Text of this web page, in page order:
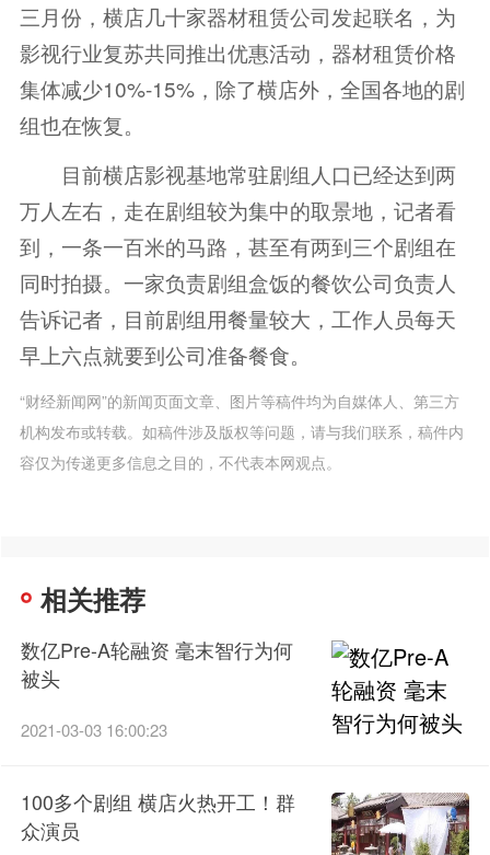
三月份，横店几十家器材租赁公司发起联名，为
影视行业复苏共同推出优惠活动，器材租赁价格
集体减少10%-15%，除了横店外，全国各地的剧
组也在恢复。
目前横店影视基地常驻剧组人口已经达到两
万人左右，走在剧组较为集中的取景地，记者看
到，一条一百米的马路，甚至有两到三个剧组在
同时拍摄。一家负责剧组盒饭的餐饮公司负责人
告诉记者，目前剧组用餐量较大，工作人员每天
早上六点就要到公司准备餐食。
“财经新闻网”的新闻页面文章、图片等稿件均为自媒体人、第三方
机构发布或转载。如稿件涉及版权等问题，请与我们联系，稿件内
容仅为传递更多信息之目的，不代表本网观点。
相关推荐
数亿Pre-A轮融资 毫末智行为何
被头
2021-03-03 16:00:23
100多个剧组 横店火热开工！群
众演员